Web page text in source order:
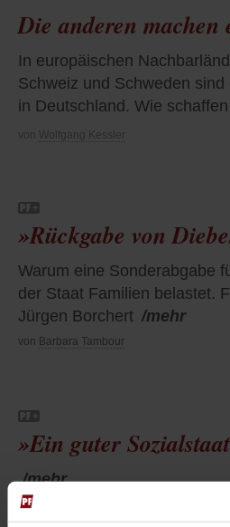
Die anderen machen
In europäischen
Schweiz und Schweden
in Deutschland. Wie
von Wolfgang Kessler
»Rückgabe von
Warum eine Sonderabgabe
der Staat Familien belastet.
Jürgen Borchert /mehr
von Barbara Tambour
»Ein guter
/mehr
von